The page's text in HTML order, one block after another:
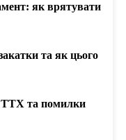
як врятувати
та як цього
ТТХ та помилки